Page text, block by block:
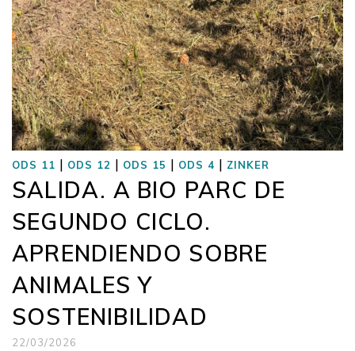
ODS 11 | ODS 12 | ODS 15 | ODS 4 | ZINKER
SALIDA. A BIO PARC DE
SEGUNDO CICLO.
APRENDIENDO SOBRE
ANIMALES Y
SOSTENIBILIDAD
22/03/2026